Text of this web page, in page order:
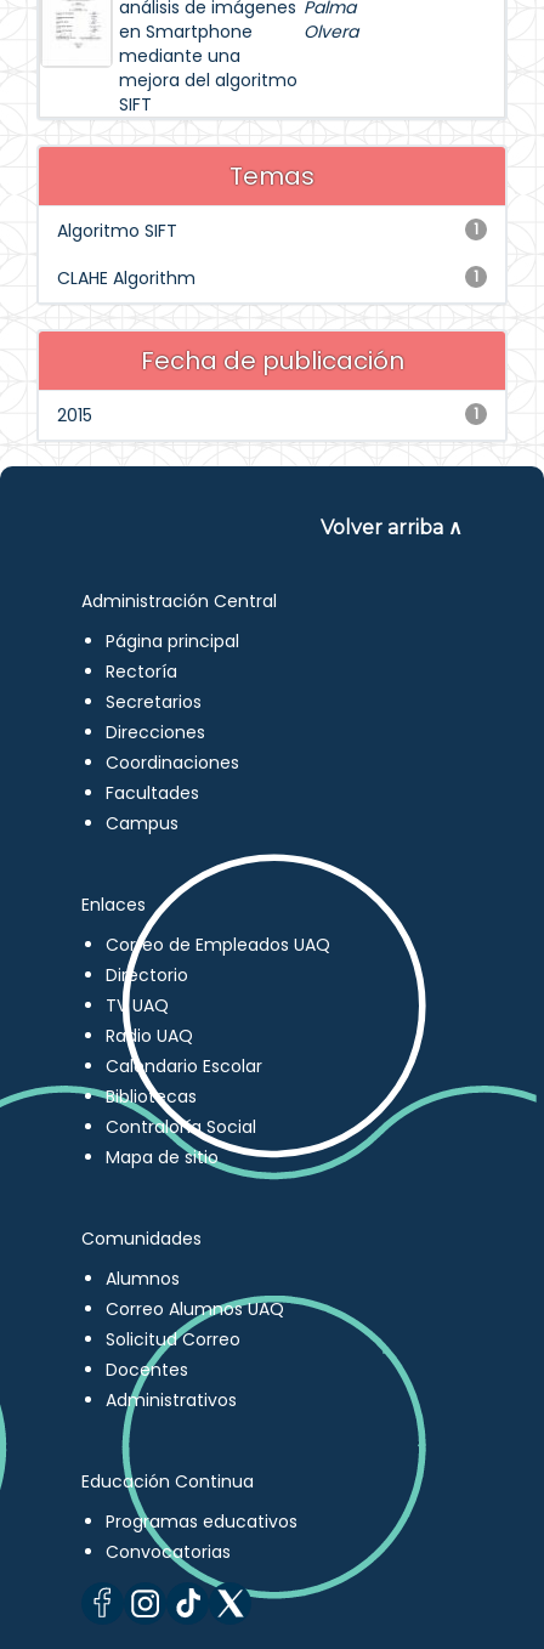
análisis de imágenes
en Smartphone
mediante una
mejora del algoritmo
SIFT
Palma
Olvera
Temas
1
Algoritmo SIFT
1
CLAHE Algorithm
Fecha de publicación
1
2015
Volver arriba ∧
Administración Central
Página principal
Rectoría
Secretarios
Direcciones
Coordinaciones
Facultades
Campus
Enlaces
Correo de Empleados UAQ
Directorio
TV UAQ
Radio UAQ
Calendario Escolar
Bibliotecas
Contraloría Social
Mapa de sitio
Comunidades
Alumnos
Correo Alumnos UAQ
Solicitud Correo
Docentes
Administrativos
Educación Continua
Programas educativos
Convocatorias